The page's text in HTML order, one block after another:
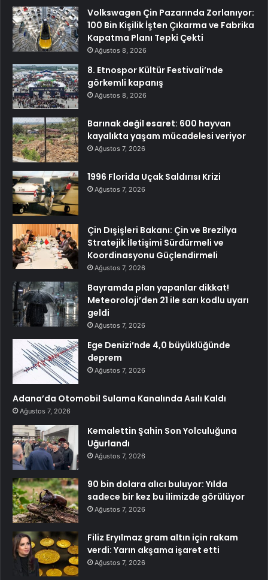
Volkswagen Çin Pazarında Zorlanıyor:
100 Bin Kişilik İşten Çıkarma ve Fabrika
Kapatma Planı Tepki Çekti
Ağustos 8, 2026
8. Etnospor Kültür Festivali’nde
görkemli kapanış
Ağustos 8, 2026
Barınak değil esaret: 600 hayvan
kayalıkta yaşam mücadelesi veriyor
Ağustos 7, 2026
1996 Florida Uçak Saldırısı Krizi
Ağustos 7, 2026
Çin Dışişleri Bakanı: Çin ve Brezilya
Stratejik İletişimi Sürdürmeli ve
Koordinasyonu Güçlendirmeli
Ağustos 7, 2026
Bayramda plan yapanlar dikkat!
Meteoroloji’den 21 ile sarı kodlu uyarı
geldi
Ağustos 7, 2026
Ege Denizi’nde 4,0 büyüklüğünde
deprem
Ağustos 7, 2026
Adana’da Otomobil Sulama Kanalında Asılı Kaldı
Ağustos 7, 2026
Kemalettin Şahin Son Yolculuğuna
Uğurlandı
Ağustos 7, 2026
90 bin dolara alıcı buluyor: Yılda
sadece bir kez bu ilimizde görülüyor
Ağustos 7, 2026
Filiz Eryılmaz gram altın için rakam
verdi: Yarın akşama işaret etti
Ağustos 7, 2026